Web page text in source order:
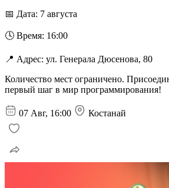
📅 Дата: 7 августа
🕓 Время: 16:00
📍 Адрес: ул. Генерала Дюсенова, 80
Количество мест ограничено.
первый шаг в мир программирования!
07 Авг, 16:00 Костанай